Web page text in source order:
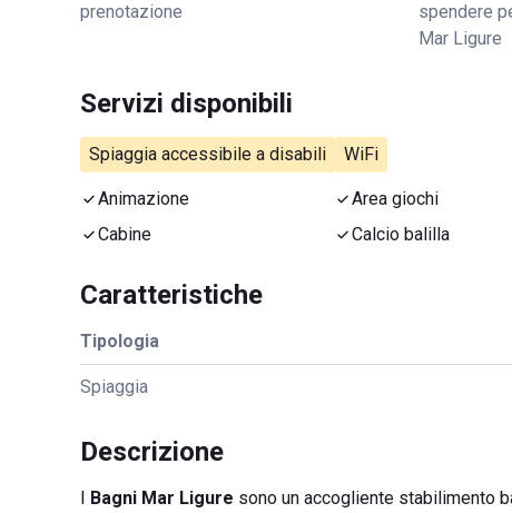
prenotazione
spendere
Mar Ligure
Servizi disponibili
Spiaggia accessibile a disabili WiFi
Animazione Area giochi
Cabine
Calcio balilla
Caratteristiche
Tipologia
Spiaggia
Descrizione
I Bagni Mar Ligure sono un accogliente stabilimento